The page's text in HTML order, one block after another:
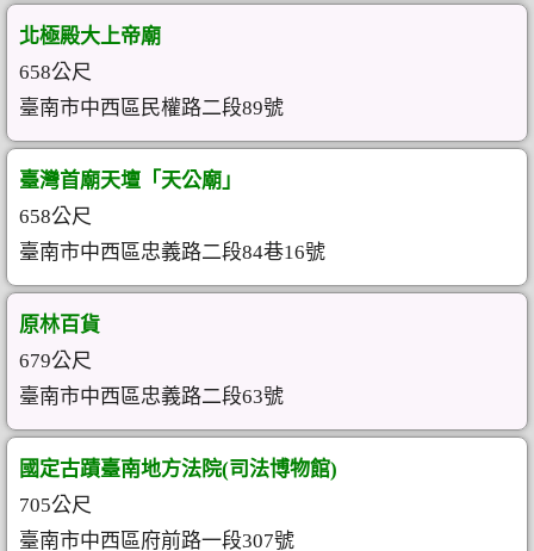
北極殿大上帝廟
658公尺
臺南市中西區民權路二段89號
臺灣首廟天壇「天公廟」
658公尺
臺南市中西區忠義路二段84巷16號
原林百貨
679公尺
臺南市中西區忠義路二段63號
國定古蹟臺南地方法院(司法博物館)
705公尺
臺南市中西區府前路一段307號